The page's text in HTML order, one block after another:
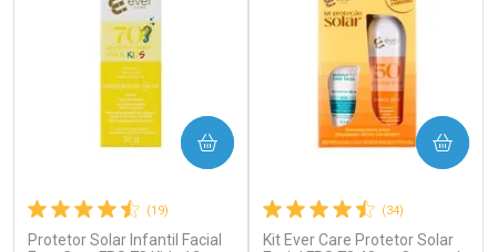
(19)
Protetor Solar Infantil Facial
COMPRAR
(34)
Kit Ever Care Protetor Solar
COMPRAR